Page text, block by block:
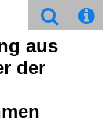
aus
der